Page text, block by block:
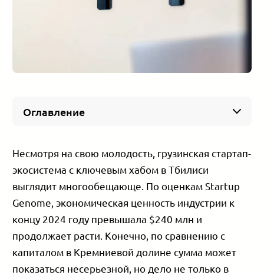
Оглавление
Humanode — децентрализованный блокчейн
Theneo — искусственный интеллект и API
DataMind — банковская аналитика
Elven Technologies — безопасность EV
Другие проекты, заслуживающие внимания
Почему Грузия — отличное место для стартапа
Где компаниям в Грузии искать
финансирование
Несмотря на свою молодость, грузинская стартап-
экосистема с ключевым хабом в Тбилиси
выглядит многообещающе. По оценкам Startup
Genome, экономическая ценность индустрии к
концу 2024 году превышала $240 млн и
продолжает расти. Конечно, по сравнению с
капиталом в Кремниевой долине сумма может
показаться несерьезной, но дело не только в